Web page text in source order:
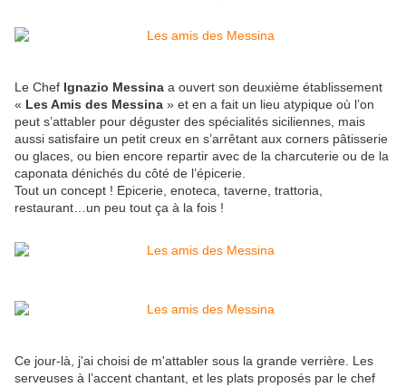
Le Chef Ignazio Messina a ouvert son deuxième établissement
« Les Amis des Messina » et en a fait un lieu atypique où l’on
peut s’attabler pour déguster des spécialités siciliennes, mais
aussi satisfaire un petit creux en s’arrêtant aux corners pâtisserie
ou glaces, ou bien encore repartir avec de la charcuterie ou de la
caponata dénichés du côté de l’épicerie.
Tout un concept ! Epicerie, enoteca, taverne, trattoria,
restaurant…un peu tout ça à la fois !
Ce jour-là, j'ai choisi de m'attabler sous la grande verrière. Les
serveuses à l’accent chantant, et les plats proposés par le chef